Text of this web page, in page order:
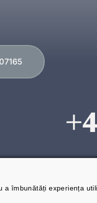
a îmbunătăți experiența